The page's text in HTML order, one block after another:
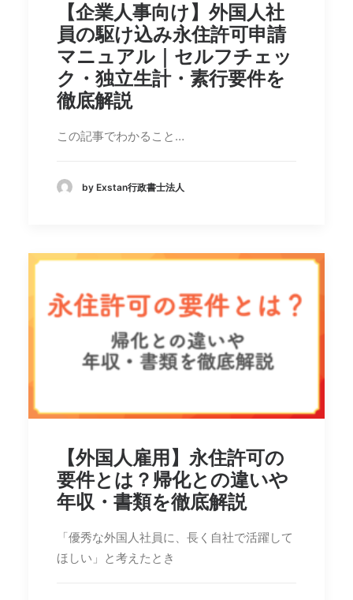
【企業人事向け】外国人社
員の駆け込み永住許可申請
マニュアル｜セルフチェッ
ク・独立生計・素行要件を
徹底解説
この記事でわかること…
by Exstan行政書士法人
【外国人雇用】永住許可の
要件とは？帰化との違いや
年収・書類を徹底解説
「優秀な外国人社員に、長く自社で活躍して
ほしい」と考えたとき